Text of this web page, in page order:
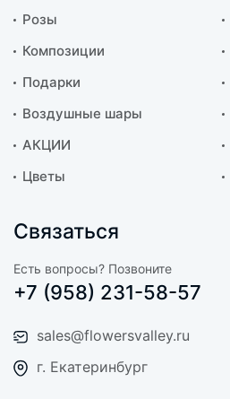
Розы
Композиции
Подарки
Воздушные шары
АКЦИИ
Цветы
Связаться
Есть вопросы? Позвоните
+7 (958) 231-58-57
sales@flowersvalley.ru
г. Екатеринбург